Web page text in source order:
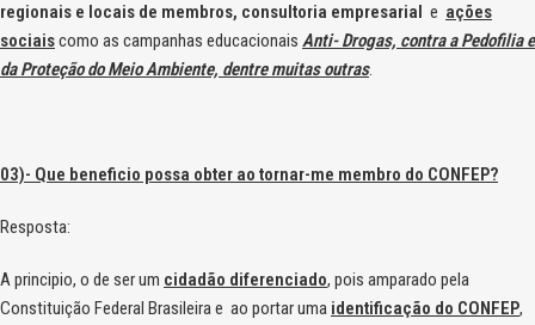
regionais e locais de membros, consultoria empresarial e ações
sociaiscomo as campanhas educacionais Anti- Drogas, contra a Pedofilia e
da Proteção do Meio Ambiente, dentre muitas outras.
03)- Que beneficio possa obter ao tornar-me membro do CONFEP?
Resposta:
A principio, o de ser um cidadão diferenciado, pois amparado pela
Constituição Federal Brasileira e ao portar uma identificação do CONFEP,